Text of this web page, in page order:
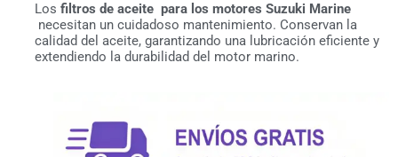
Los filtros de aceite para los motores Suzuki Marine
necesitan un cuidadoso mantenimiento. Conservan la
calidad del aceite, garantizando una lubricación eficiente y
extendiendo la durabilidad del motor marino.